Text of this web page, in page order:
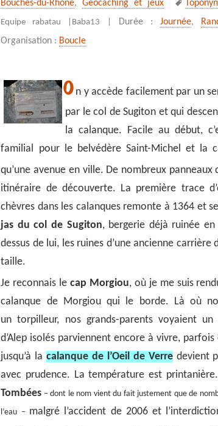
Bouches-du-Rhône,Geocaching et jeux
clés
Equipe rabatau | Baba13 | Durée : Journée,
Organisation : Boucle
O n y accède facilement par un
par le col de Sugiton et qui
la calanque. Facile au début,
familial pour le belvédère Saint-Michel et la
qu’une avenue en ville. De nombreux panneaux
itinéraire de découverte. La première trace
chèvres dans les calanques remonte à 1364 et
jas du col de Sugiton, bergerie déjà ruinée
dessus de lui, les ruines d’une ancienne
taille.
Je reconnais lecap Morgiou, où je me suis
calanque de Morgiou qui le borde. Là où
un torpilleur, nos grands-parents voyaient un
d’Alep isolés parviennent encore à vivre,
jusqu’à lacalanque de l’Oeil de Verredevient
avec prudence. La température est
Tombées – dont le nom vient du fait justement que de
l’eau – malgré l’accident de 2006 et